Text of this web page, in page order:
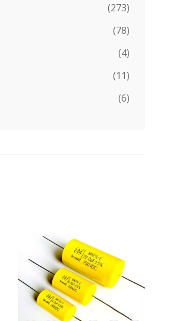
(273)
(78)
(4)
(11)
(6)